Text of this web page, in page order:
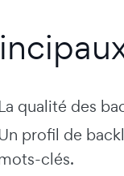
La qualité des
profil de
clés.